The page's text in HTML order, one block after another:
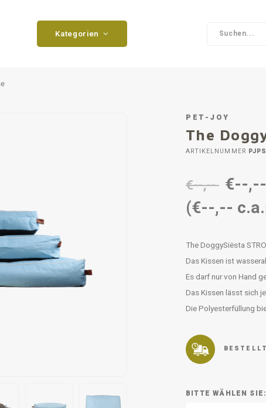
Kategorien
PET-JOY
The
ARTIKELNUMMER
€--,-- €--,--
(€--,--
The DoggySiësta
Das Kissen ist
Es darf nur von Hand
Das Kissen lässt sich
Die Polyesterfüllung
BITTE WÄHLEN SIE: